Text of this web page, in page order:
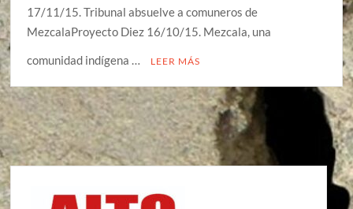
17/11/15. Tribunal absuelve a comuneros de
MezcalaProyecto Diez 16/10/15. Mezcala, una
comunidad indígena …
LEER MÁS